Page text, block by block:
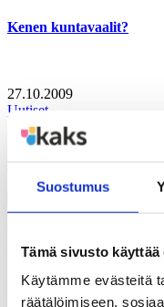
Suostumus
Tämä sivusto käyttää
Käytämme evästeitä
räätälöimiseen,
Kenen kuntavaalit?
27.10.2009
Uutiset
JULKISUUDESSA
Uutiset
Helsinki. Kansakunnan